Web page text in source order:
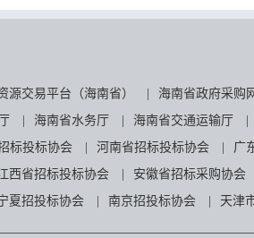
源交易平台（海南省） 海南省政府采购
海南省水务厅 海南省交通运输厅
标投标协会 河南省招标投标协会 广
西省招标投标协会 安徽省招标采购协会
夏招投标协会 南京招投标协会 天津